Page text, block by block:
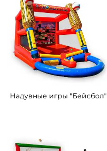
Надувные игры "Бейсбол"